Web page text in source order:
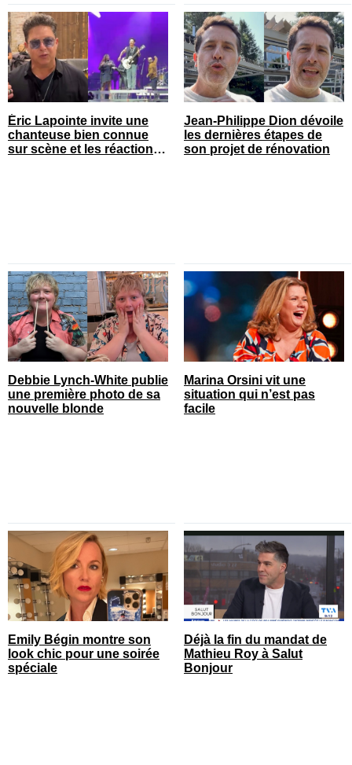
Éric Lapointe invite une
chanteuse bien connue
sur scène et les réactions
Jean-Philippe Dion dévoile
les dernières étapes de
son projet de rénovation
Debbie Lynch-White publie
une première photo de sa
nouvelle blonde
Marina Orsini vit une
situation qui n’est pas
facile
Emily Bégin montre son
look chic pour une soirée
spéciale
Déjà la fin du mandat de
Mathieu Roy à Salut
Bonjour